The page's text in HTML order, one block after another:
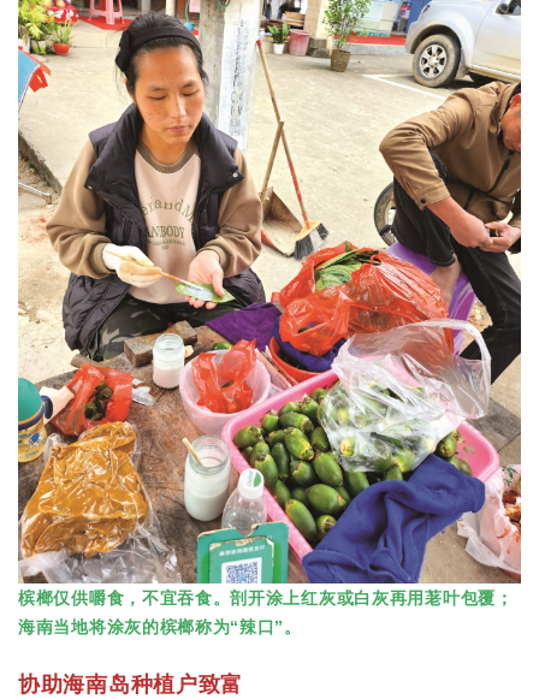
槟榔仅供嚼食，不宜吞食。剖开涂上红灰或白灰再用荖叶包覆；
海南当地将涂灰的槟榔称为“辣口”。
协助海南岛种植户致富